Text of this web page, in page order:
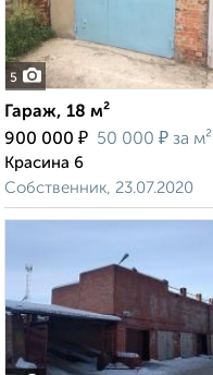
5
Гараж, 18 м²
900 000 ₽ 50 000 ₽ за м²
Красина 6
Собственник, 23.07.2020